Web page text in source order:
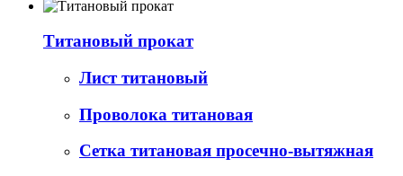
Титановый прокат
Лист титановый
Проволока титановая
Сетка титановая просечно-вытяжная